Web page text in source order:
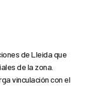
de Lleida que
de la zona.
vinculación con el